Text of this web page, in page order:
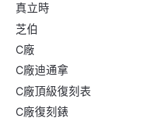
真立時
芝伯
C廠
C廠迪通拿
C廠頂級復刻表
C廠復刻錶